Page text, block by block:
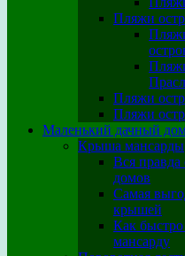
Пляжи
Пляжи
Пляжи
Маленький дачный
Крыша мансарды
Вся
домов
Самая
крышей
Как
мансарду